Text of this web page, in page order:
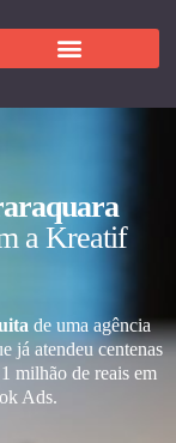
a Kreatif
de uma agência
já atendeu centenas
milhão de reais em
Ads.